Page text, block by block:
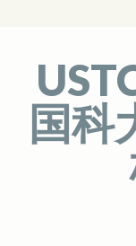
国科